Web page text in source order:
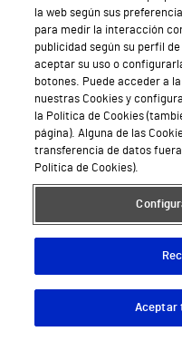
Teléfono
Descargar App
la web según sus
para medir la interacción
publicidad según su perfil
aceptar su uso o
botones. Puede acceder a
nuestras Cookies y
la Política de Cookies
página). Alguna de las
transferencia de datos
Política de Cookies).
Aceptar